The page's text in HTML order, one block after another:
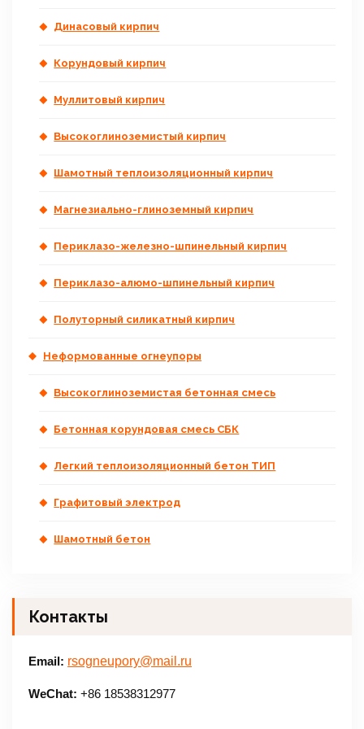
Динасовый кирпич
Корундовый кирпич
Муллитовый кирпич
Высокоглиноземистый кирпич
Шамотный теплоизоляционный кирпич
Магнезиально-глиноземный кирпич
Периклазо-железно-шпинельный кирпич
Периклазо-алюмо-шпинельный кирпич
Полуторный силикатный кирпич
Неформованные огнеупоры
Высокоглиноземистая бетонная смесь
Бетонная корундовая смесь СБК
Легкий теплоизоляционный бетон ТИП
Графитовый электрод
Шамотный бетон
Контакты
Email: rsogneupory@mail.ru
WeChat: +86 18538312977